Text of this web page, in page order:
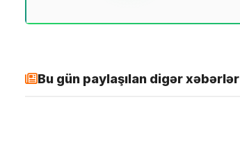
Bu gün paylaşılan digər xəbərlər